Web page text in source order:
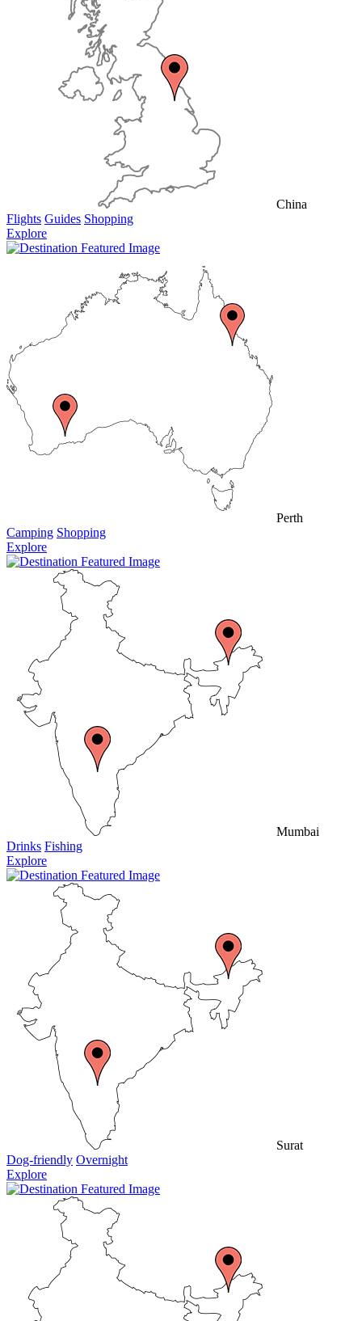
China
Flights Guides Shopping
Explore
Perth
Camping Shopping
Explore
Mumbai
Drinks Fishing
Explore
Surat
Dog-friendly Overnight
Explore